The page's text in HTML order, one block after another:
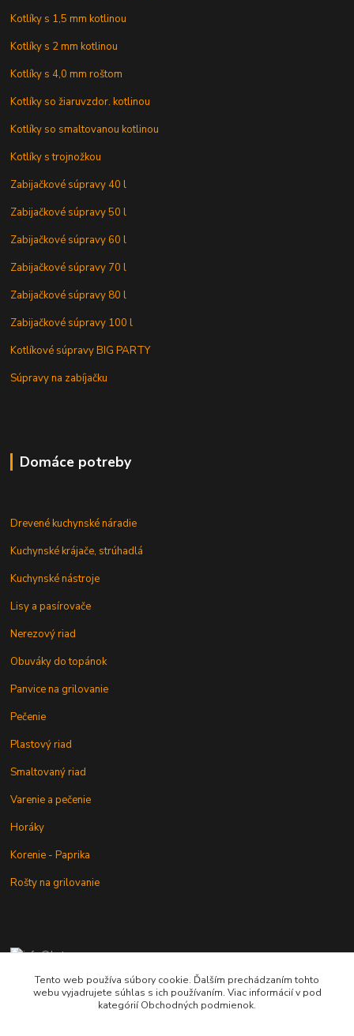
Kotlíky s 1,5 mm kotlinou
Kotlíky s 2 mm kotlinou
Kotlíky s 4,0 mm roštom
Kotlíky so žiaruvzdor. kotlinou
Kotlíky so smaltovanou kotlinou
Kotlíky s trojnožkou
Zabijačkové súpravy 40 l
Zabijačkové súpravy 50 l
Zabijačkové súpravy 60 l
Zabijačkové súpravy 70 l
Zabijačkové súpravy 80 l
Zabijačkové súpravy 100 l
Kotlíkové súpravy BIG PARTY
Súpravy na zabíjačku
Domáce potreby
Drevené kuchynské náradie
Kuchynské krájače, strúhadlá
Kuchynské nástroje
Lisy a pasírovače
Nerezový riad
Obuváky do topánok
Panvice na grilovanie
Pečenie
Plastový riad
Smaltovaný riad
Varenie a pečenie
Horáky
Korenie - Paprika
Rošty na grilovanie
+421 902 212 007
od 8:00 - do 16:00 hod
Tento web používa súbory cookie. Ďalším prechádzaním tohto
webu vyjadrujete súhlas s ich používaním. Viac informácií v pod
kategórií Obchodných podmienok.